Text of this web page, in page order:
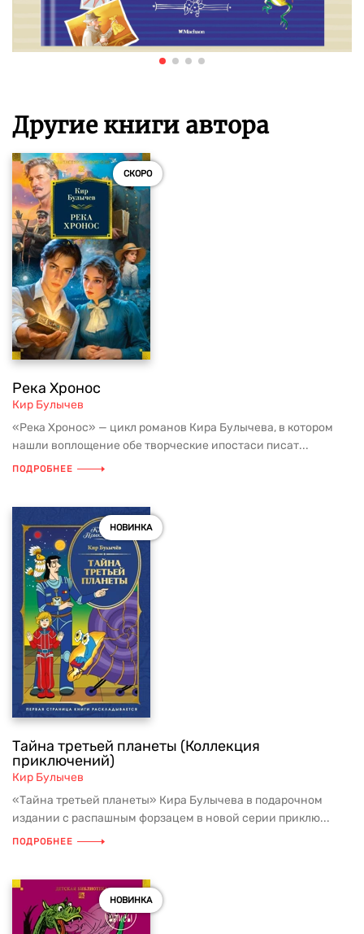
Другие книги автора
СКОРО
Река Хронос
Кир Булычев
«Река Хронос» — цикл романов Кира Булычева, в котором
нашли воплощение обе творческие ипостаси писат...
ПОДРОБНЕЕ
НОВИНКА
Тайна третьей планеты (Коллекция
приключений)
Кир Булычев
«Тайна третьей планеты» Кира Булычева в подарочном
издании с распашным форзацем в новой серии приклю...
ПОДРОБНЕЕ
НОВИНКА